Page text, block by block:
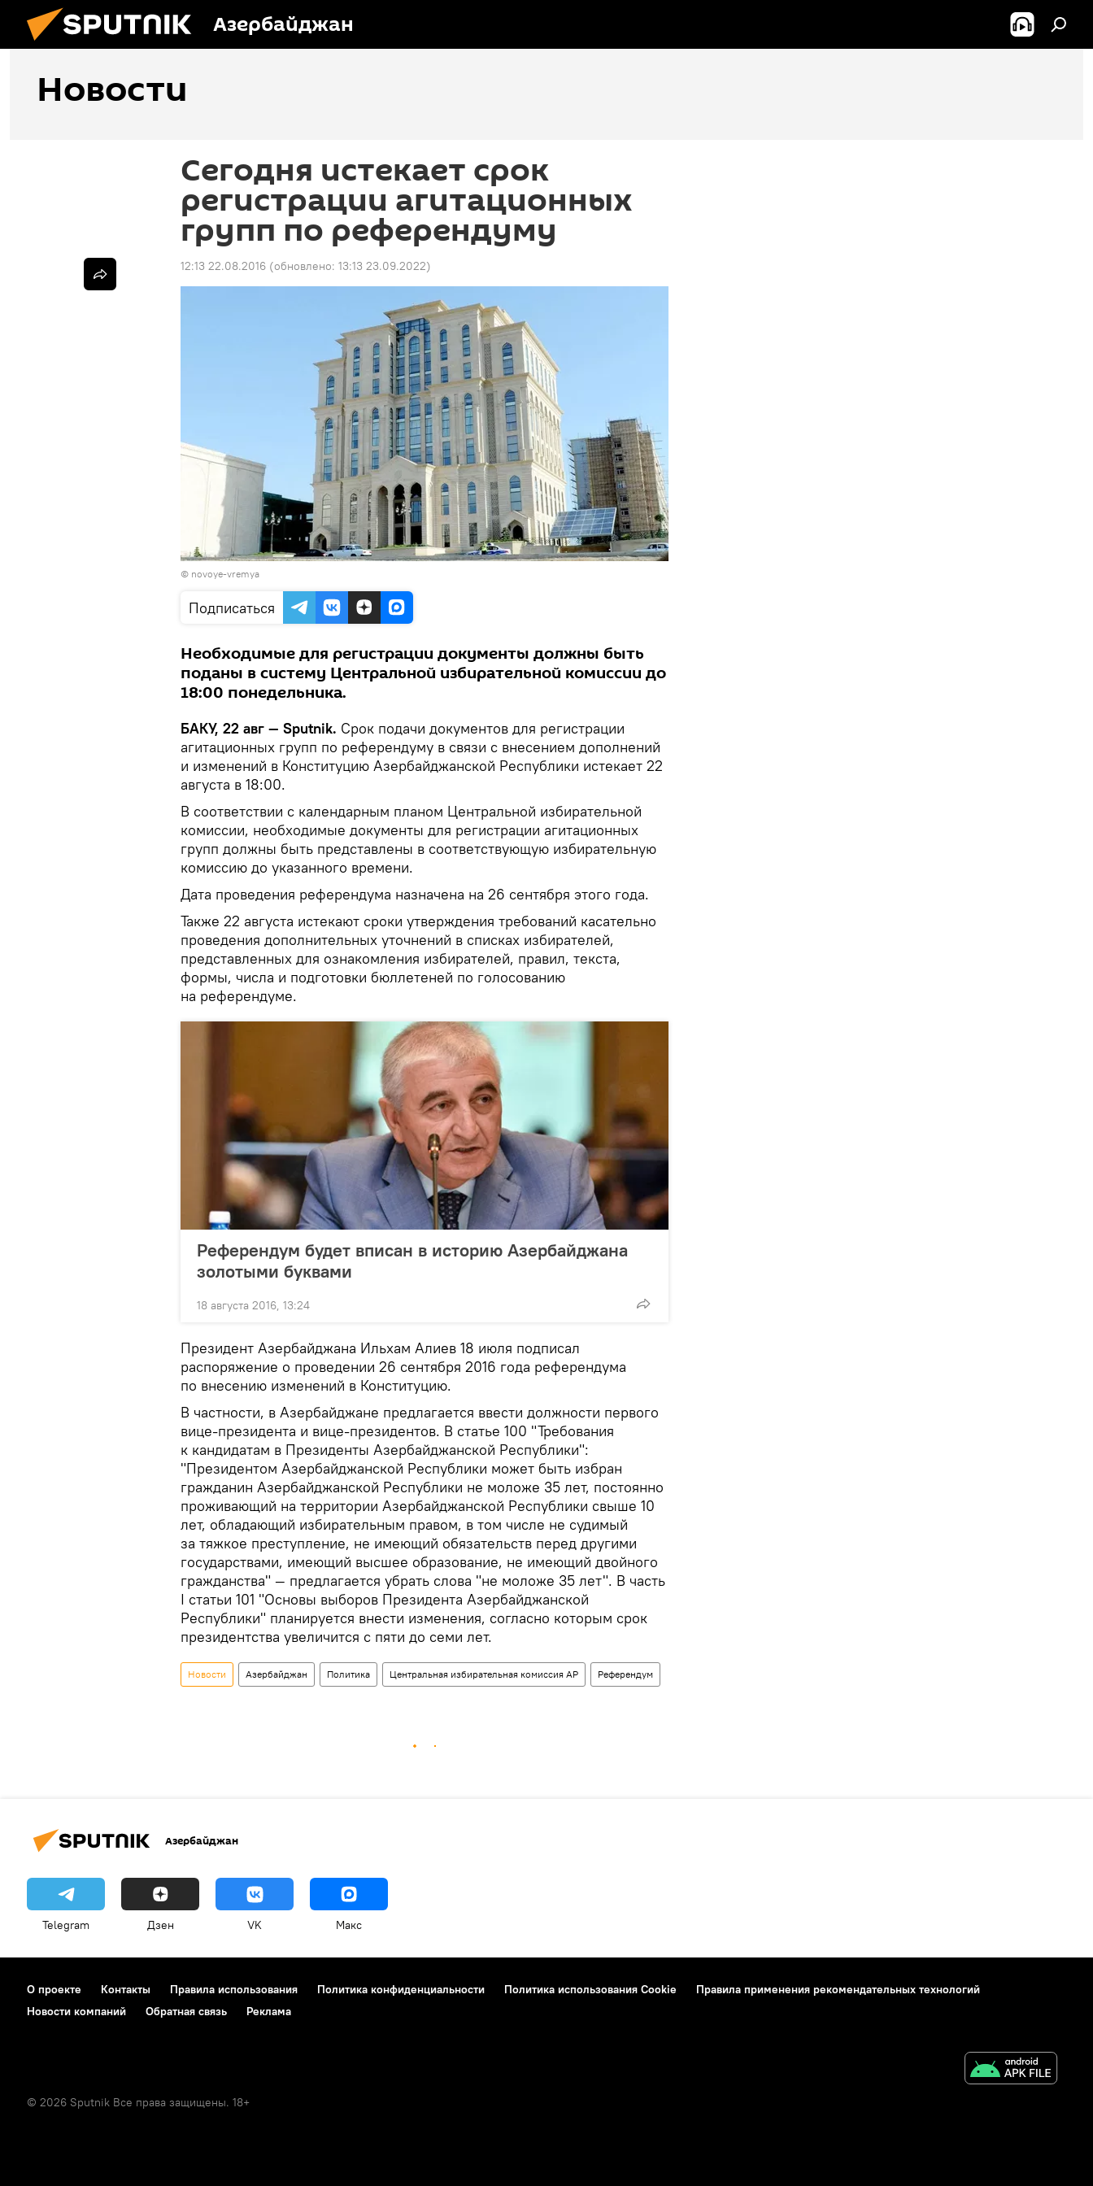
Азербайджан
Новости
Сегодня истекает срок
регистрации агитационных
групп по референдуму
12:13 22.08.2016 (обновлено: 13:13 23.09.2022)
© novoye-vremya
Подписаться
Необходимые для регистрации документы должны быть
поданы в систему Центральной избирательной комиссии до
18:00 понедельника.
БАКУ, 22 авг — Sputnik. Срок подачи документов для регистрации
агитационных групп по референдуму в связи с внесением дополнений
и изменений в Конституцию Азербайджанской Республики истекает 22
августа в 18:00.
В соответствии c календарным планом Центральной избирательной
комиссии, необходимые документы для регистрации агитационных
групп должны быть представлены в соответствующую избирательную
комиссию до указанного времени.
Дата проведения референдума назначена на 26 сентября этого года.
Также 22 августа истекают сроки утверждения требований касательно
проведения дополнительных уточнений в списках избирателей,
представленных для ознакомления избирателей, правил, текста,
формы, числа и подготовки бюллетеней по голосованию
на референдуме.
Референдум будет вписан в историю Азербайджана
золотыми буквами
18 августа 2016, 13:24
Президент Азербайджана Ильхам Алиев 18 июля подписал
распоряжение о проведении 26 сентября 2016 года референдума
по внесению изменений в Конституцию.
В частности, в Азербайджане предлагается ввести должности первого
вице-президента и вице-президентов. В статье 100 "Требования
к кандидатам в Президенты Азербайджанской Республики":
"Президентом Азербайджанской Республики может быть избран
гражданин Азербайджанской Республики не моложе 35 лет, постоянно
проживающий на территории Азербайджанской Республики свыше 10
лет, обладающий избирательным правом, в том числе не судимый
за тяжкое преступление, не имеющий обязательств перед другими
государствами, имеющий высшее образование, не имеющий двойного
гражданства" — предлагается убрать слова "не моложе 35 лет". В часть
I статьи 101 "Основы выборов Президента Азербайджанской
Республики" планируется внести изменения, согласно которым срок
президентства увеличится с пяти до семи лет.
Новости Азербайджан Политика Центральная избирательная комиссия АР Референдум
Азербайджан
Telegram Дзен VK Макс
О проекте Контакты Правила использования Политика конфиденциальности Политика использования Cookie
Правила применения рекомендательных технологий
Новости компаний
Обратная связь Реклама
© 2026 Sputnik Все права защищены. 18+